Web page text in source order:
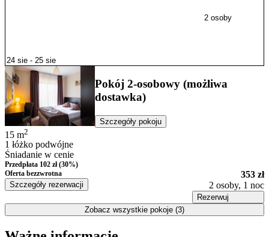
2 osoby
Pokój 2-osobowy (możliwa
dostawka)
Szczegóły pokoju
15 m2
1 łóżko podwójne
Śniadanie w cenie
Przedpłata 102 zł (30%)
Oferta bezzwrotna
Szczegóły rezerwacji
353 zł
2 osoby, 1 noc
Rezerwuj
Zobacz wszystkie pokoje (3)